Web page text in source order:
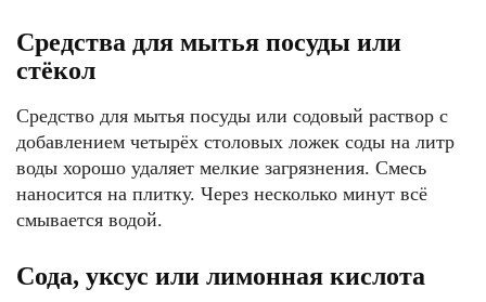
Средства для мытья посуды или
стёкол
Средство для мытья посуды или содовый раствор с
добавлением четырёх столовых ложек соды на литр
воды хорошо удаляет мелкие загрязнения. Смесь
наносится на плитку. Через несколько минут всё
смывается водой.
Сода, уксус или лимонная кислота